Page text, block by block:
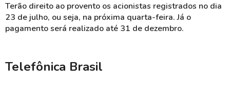
Terão direito ao provento os acionistas registrados no dia
23 de julho, ou seja, na próxima quarta-feira. Já o
pagamento será realizado até 31 de dezembro.
Telefônica Brasil